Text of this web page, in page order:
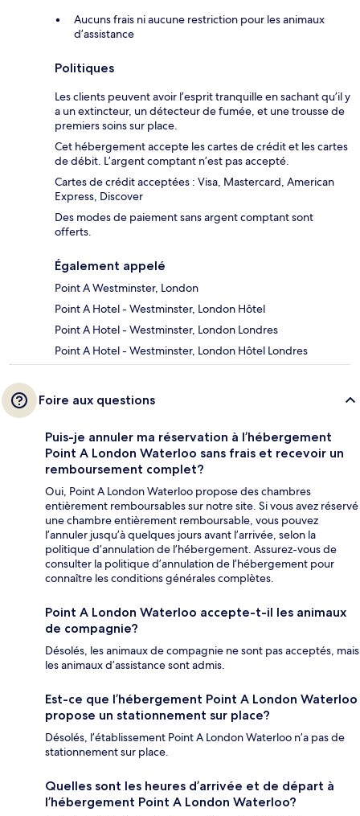
Aucuns frais ni aucune restriction pour les animaux
d’assistance
Politiques
Les clients peuvent avoir l’esprit tranquille en sachant qu’il y
a un extincteur, un détecteur de fumée, et une trousse de
premiers soins sur place.
Cet hébergement accepte les cartes de crédit et les cartes
de débit. L’argent comptant n’est pas accepté.
Cartes de crédit acceptées : Visa, Mastercard, American
Express, Discover
Des modes de paiement sans argent comptant sont
offerts.
Également appelé
Point A Westminster, London
Point A Hotel - Westminster, London Hôtel
Point A Hotel - Westminster, London Londres
Point A Hotel - Westminster, London Hôtel Londres
Foire aux questions
Puis-je annuler ma réservation à l’hébergement
Point A London Waterloo sans frais et recevoir un
remboursement complet?
Oui, Point A London Waterloo propose des chambres
entièrement remboursables sur notre site. Si vous avez réservé
une chambre entièrement remboursable, vous pouvez
l’annuler jusqu’à quelques jours avant l’arrivée, selon la
politique d’annulation de l’hébergement. Assurez-vous de
consulter la politique d’annulation de l’hébergement pour
connaître les conditions générales complètes.
Point A London Waterloo accepte-t-il les animaux
de compagnie?
Désolés, les animaux de compagnie ne sont pas acceptés, mais
les animaux d’assistance sont admis.
Est-ce que l’hébergement Point A London Waterloo
propose un stationnement sur place?
Désolés, l’établissement Point A London Waterloo n’a pas de
stationnement sur place.
Quelles sont les heures d’arrivée et de départ à
l’hébergement Point A London Waterloo?